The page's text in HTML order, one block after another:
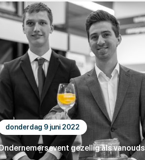
donderdag 9 juni 2022
gezellig als vanouds